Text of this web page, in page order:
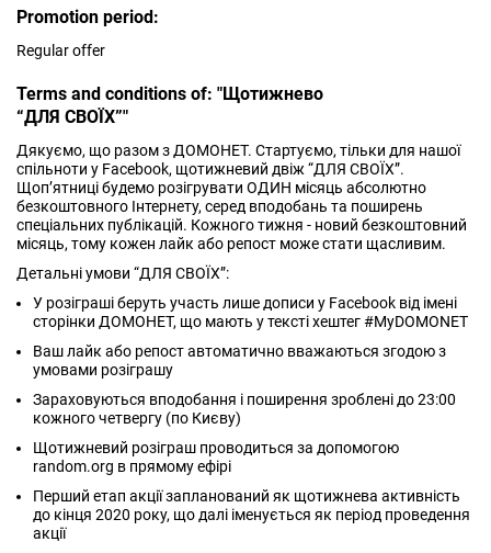
Promotion period:
Regular offer
Terms and conditions of: "Щотижнево
“ДЛЯ СВОЇХ”"
Дякуємо, що разом з ДОМОНЕТ. Стартуємо, тільки для нашої
спільноти у Facebook, щотижневий двіж “ДЛЯ СВОЇХ”.
Щоп’ятниці будемо розігрувати ОДИН місяць абсолютно
безкоштовного Інтернету, серед вподобань та поширень
спеціальних публікацій. Кожного тижня - новий безкоштовний
місяць, тому кожен лайк або репост може стати щасливим.
Детальні умови “ДЛЯ СВОЇХ”:
У розіграші беруть участь лише дописи у Facebook від імені
сторінки ДОМОНЕТ, що мають у тексті хештег #MyDOMONET
Ваш лайк або репост автоматично вважаються згодою з
умовами розіграшу
Зараховуються вподобання і поширення зроблені до 23:00
кожного четвергу (по Києву)
Щотижневий розіграш проводиться за допомогою
random.org в прямому ефірі
Перший етап акції запланований як щотижнева активність
до кінця 2020 року, що далі іменується як період проведення
акції